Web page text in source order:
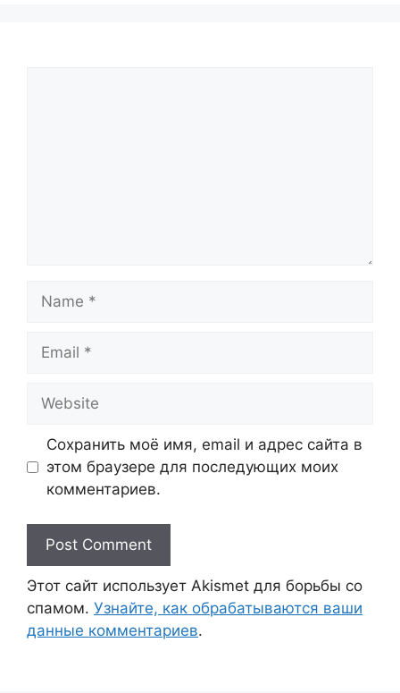
Name
Email
Website
Сохранить моё имя, email и адрес сайта в
этом браузере для последующих моих
комментариев.
Этот сайт использует Akismet для борьбы со
спамом. Узнайте, как обрабатываются ваши
данные комментариев.